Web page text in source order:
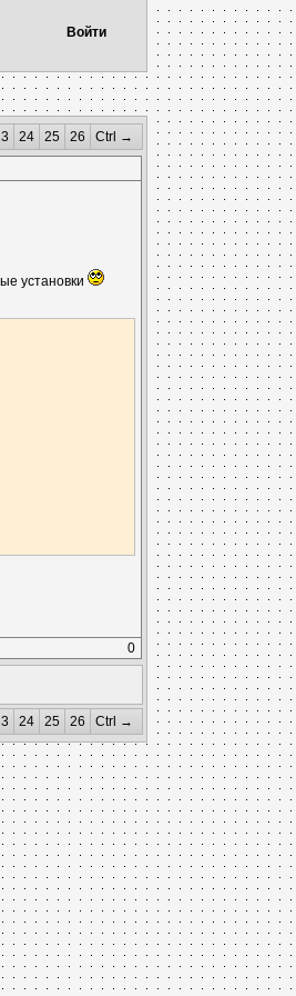
Войти
24 25 26 Ctrl →
установки
0
24 25 26 Ctrl →